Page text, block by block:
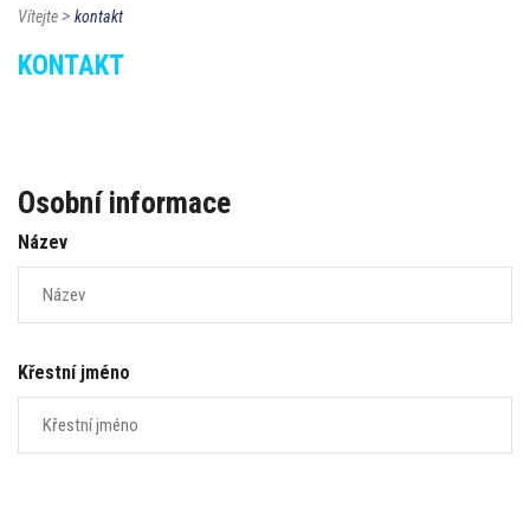
Vítejte> kontakt
KONTAKT
Osobní informace
Název
Křestní jméno